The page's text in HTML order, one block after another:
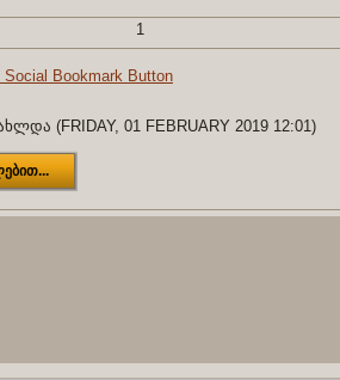
1
(FRIDAY, 01 FEBRUARY 2019 12:01)